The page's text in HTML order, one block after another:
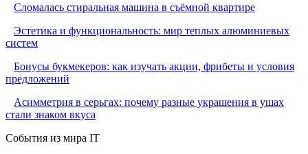
Сломалась стиральная машина в съёмной квартире
Эстетика и функциональность: мир теплых алюминиевых
систем
Бонусы букмекеров: как изучать акции, фрибеты и условия
предложений
Асимметрия в серьгах: почему разные украшения в ушах
стали знаком вкуса
События из мира IT